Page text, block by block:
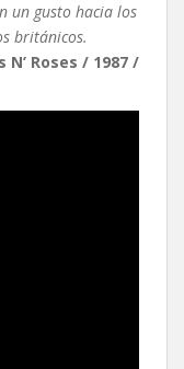
un gusto hacia los
británicos.
Roses / 1987 /